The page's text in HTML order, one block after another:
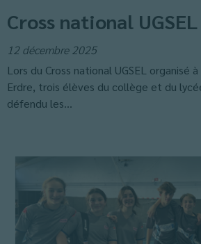
Cross national UGSEL
12 décembre 2025
Lors du Cross national UGSEL organisé
Erdre, trois élèves du collège et du
défendu les...